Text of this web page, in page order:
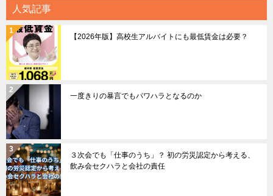
人気記事
【2026年版】高校生アルバイトにも最低賃金は必要？
一度きりの暴言でもパワハラとなるのか
３次会でも「仕事のうち」？ 初の労災認定から考える、
飲み会セクハラと会社の責任